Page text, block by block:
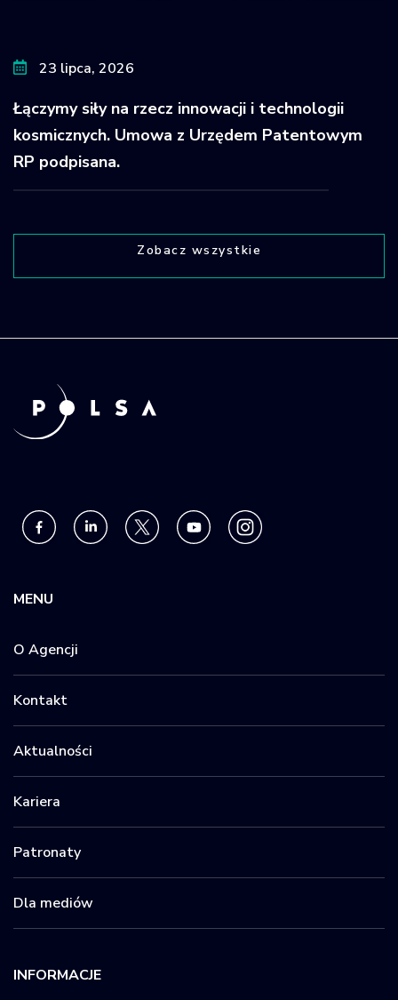
23 lipca, 2026
Łączymy siły na rzecz innowacji i technologii
kosmicznych. Umowa z Urzędem Patentowym
RP podpisana.
Zobacz wszystkie
MENU
O Agencji
Kontakt
Aktualności
Kariera
Patronaty
Dla mediów
INFORMACJE